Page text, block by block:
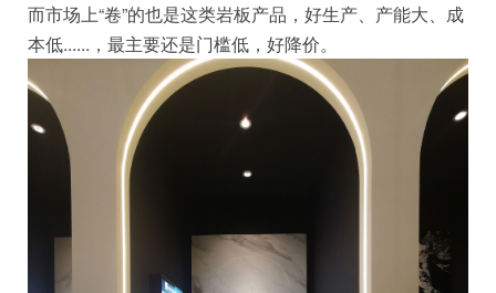
而市场上“卷”的也是这类岩板产品，好生产、产能大、成
本低......，最主要还是门槛低，好降价。